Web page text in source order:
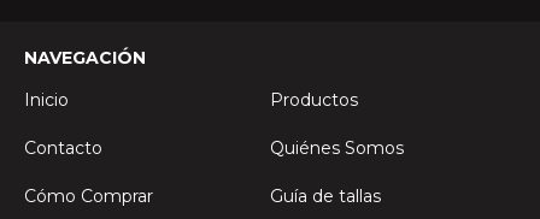
NAVEGACIÓN
Inicio
Productos
Contacto Quiénes Somos
Cómo Comprar Guía de tallas